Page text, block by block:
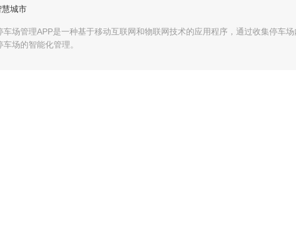
慧城市
车场管理APP是一种基于移动互联网和物联网技术的应用程序，通过收集停车
车场的智能化管理。